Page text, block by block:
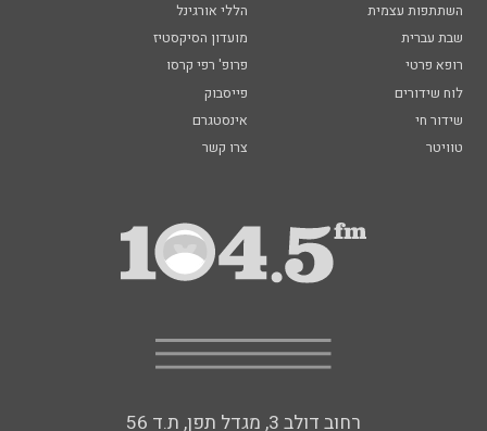
השתתפות עצמית
הללי אורגינל
שבת עברית
מועדון הסיקסטיז
רופא פרטי
פרופ' רפי קרסו
לוח שידורים
פייסבוק
שידור חי
אינסטגרם
טוויטר
צרו קשר
רחוב דולב 3, מגדל תפן, ת.ד 56